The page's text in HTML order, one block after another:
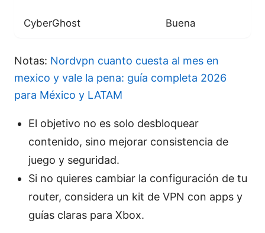
CyberGhost Buena
Notas: Nordvpn cuanto cuesta al mes en
mexico y vale la pena: guía completa 2026
para México y LATAM
El objetivo no es solo desbloquear
contenido, sino mejorar consistencia de
juego y seguridad.
Si no quieres cambiar la configuración de tu
router, considera un kit de VPN con apps y
guías claras para Xbox.